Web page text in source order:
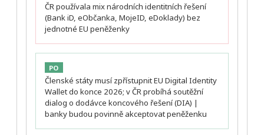
ČR používala mix národních identitních řešení
(Bank iD, eObčanka, MojeID, eDoklady) bez
jednotné EU peněženky
PO
Členské státy musí zpřístupnit EU Digital Identity
Wallet do konce 2026; v ČR probíhá soutěžní
dialog o dodávce koncového řešení (DIA) |
banky budou povinně akceptovat peněženku